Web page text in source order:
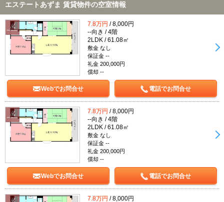
エステートあずま 賃貸物件の空室情報
7.8万円 / 8,000円
--向き / 4階
2LDK / 61.08㎡
敷金 なし
保証金 --
礼金 200,000円
償却 --
Webでお問合せ 電話でお問合せ
7.8万円 / 8,000円
--向き / 4階
2LDK / 61.08㎡
敷金 なし
保証金 --
礼金 200,000円
償却 --
Webでお問合せ 電話でお問合せ
7.8万円 / 8,000円